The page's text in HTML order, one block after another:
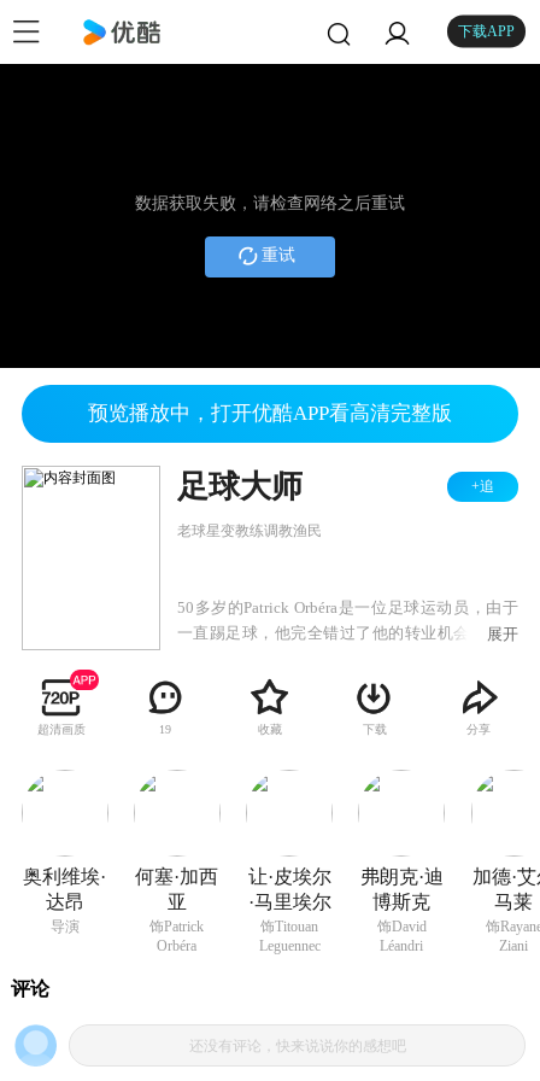
下载APP
数据获取失败，请检查网络之后重试
重试
预览播放中，打开优酷APP看高清完整版
足球大师 +追
老球星变教练调教渔民
50多岁的Patrick Orbéra是一位足球运动员，由于
一直踢足球，他完全错过了他的转业机会。由于
女儿罗拉的权利都没有。法院强制他找份固定工
作，而他只能去布列塔尼的一个小岛上去当足球
教练，培训当地的足球队员。如果他们在接下来
的奖金用来重新振兴岛上的罐头厂。罐头厂是岛
上大部分人的生活来源。摆在Patrick Orbéra面前
是，他决定让他的老队友过来帮忙……
展开
超清画质 19 收藏 下载 分享
奥利维埃·
达昂
导演
何塞·加西
亚
饰Patrick
Orbéra
让·皮埃尔
·马里埃尔
饰Titouan
Leguennec
弗朗克·迪
博斯克
饰David
Léandri
加德·
马莱
饰
Ziani